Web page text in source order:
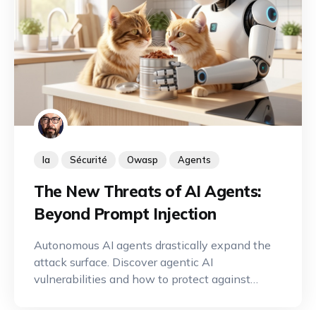
Ia Sécurité Owasp Agents
The New Threats of AI Agents:
Beyond Prompt Injection
Autonomous AI agents drastically expand the
attack surface. Discover agentic AI
vulnerabilities and how to protect against